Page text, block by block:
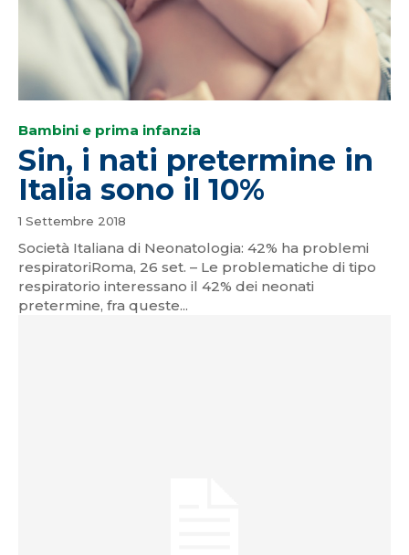
Bambini e prima infanzia
Sin, i nati pretermine in
Italia sono il 10%
1 Settembre 2018
Società Italiana di Neonatologia: 42% ha problemi
respiratoriRoma, 26 set. – Le problematiche di tipo
respiratorio interessano il 42% dei neonati
pretermine, fra queste...